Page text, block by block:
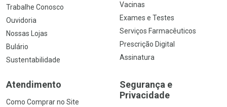
Trabalhe Conosco
Ouvidoria
Nossas Lojas
Bulário
Sustentabilidade
Vacinas
Exames e Testes
Serviços Farmacêuticos
Prescrição Digital
Assinatura
Atendimento
Como Comprar no Site
Segurança e
Privacidade